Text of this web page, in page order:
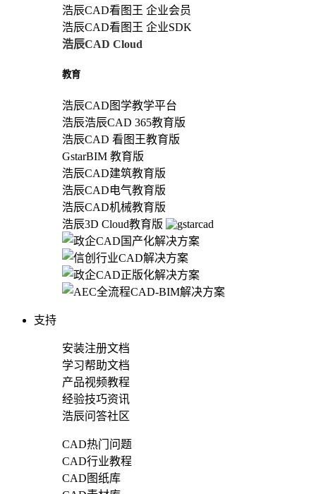
浩辰CAD看图王 企业会员
浩辰CAD看图王 企业SDK
浩辰CAD Cloud
教育
浩辰CAD图学教学平台
浩辰浩辰CAD 365教育版
浩辰CAD 看图王教育版
GstarBIM 教育版
浩辰CAD建筑教育版
浩辰CAD电气教育版
浩辰CAD机械教育版
浩辰3D Cloud教育版
支持
安装注册文档
学习帮助文档
产品视频教程
经验技巧资讯
浩辰问答社区
CAD热门问题
CAD行业教程
CAD图纸库